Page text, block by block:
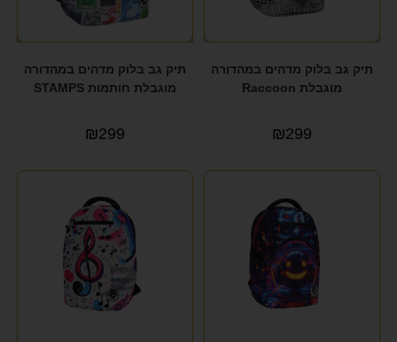
תיק גב בלוק מדהים במהדורה
מוגבלת Raccoon
₪299
תיק גב בלוק מדהים במהדורה
מוגבלת חותמות STAMPS
₪299